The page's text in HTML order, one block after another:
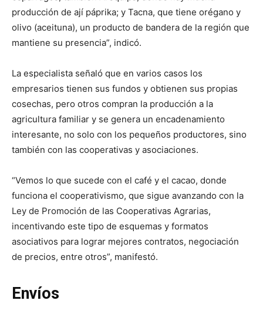
producción de ají páprika; y Tacna, que tiene orégano y
olivo (aceituna), un producto de bandera de la región que
mantiene su presencia”, indicó.
La especialista señaló que en varios casos los
empresarios tienen sus fundos y obtienen sus propias
cosechas, pero otros compran la producción a la
agricultura familiar y se genera un encadenamiento
interesante, no solo con los pequeños productores, sino
también con las cooperativas y asociaciones.
“Vemos lo que sucede con el café y el cacao, donde
funciona el cooperativismo, que sigue avanzando con la
Ley de Promoción de las Cooperativas Agrarias,
incentivando este tipo de esquemas y formatos
asociativos para lograr mejores contratos, negociación
de precios, entre otros”, manifestó.
Envíos